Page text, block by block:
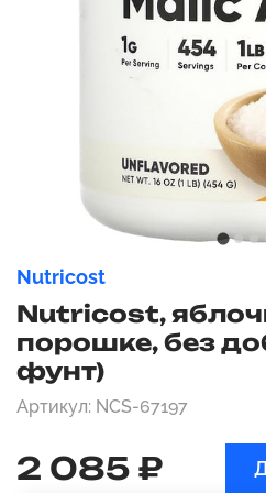
Nutricost
Nutricost,
порошке, без
фунт)
Артикул: NCS-67197
2 085 ₽